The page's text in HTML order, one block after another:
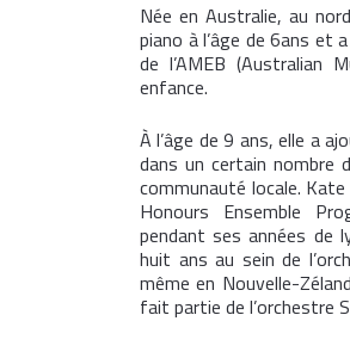
Née en Australie, au
piano à l’âge de 6ans et
de l’AMEB (Australian
enfance.
À l’âge de 9 ans, elle a
dans un certain nombre
communauté locale.
Honours Ensemble
pendant ses années de
huit ans au sein de
même en Nouvelle-
fait partie de l’orchestre